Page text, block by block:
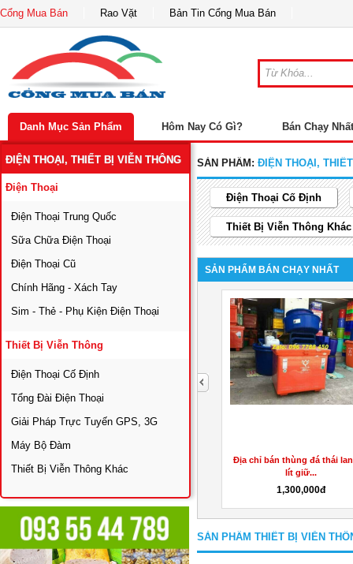
Cổng Mua Bán Rao Vặt Bản Tin Cổng Mua Bán
Danh Mục Sản Phẩm Hôm Nay Có Gì? Bán Chạy Nhất
ĐIỆN THOẠI, THIẾT BỊ VIỄN THÔNG
Điện Thoại
Điện Thoại Trung Quốc
Sữa Chữa Điện Thoại
Điện Thoại Cũ
Chính Hãng - Xách Tay
Sim - Thẻ - Phụ Kiện Điện Thoại
Thiết Bị Viễn Thông
Điện Thoại Cố Định
Tổng Đài Điện Thoại
Giải Pháp Trực Tuyến GPS, 3G
Máy Bộ Đàm
Thiết Bị Viễn Thông Khác
SẢN PHẨM: ĐIỆN THOẠI,
Điện Thoại Cố Định
Thiết Bị Viễn Thông Khác
SẢN PHẨM BÁN CHẠY NHẤT
giá rẻ tại...
Địa chỉ bán thùng đá thái lan
lít giữ...
1,300,000đ
SẢN PHẨM THIẾT BỊ VIỄN